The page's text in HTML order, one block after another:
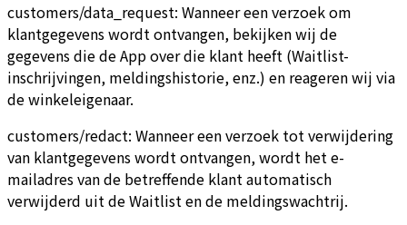
customers/data_request: Wanneer een verzoek om
klantgegevens wordt ontvangen, bekijken wij de
gegevens die de App over die klant heeft (Waitlist-
inschrijvingen, meldingshistorie, enz.) en reageren wij via
de winkeleigenaar.
customers/redact: Wanneer een verzoek tot verwijdering
van klantgegevens wordt ontvangen, wordt het e-
mailadres van de betreffende klant automatisch
verwijderd uit de Waitlist en de meldingswachtrij.